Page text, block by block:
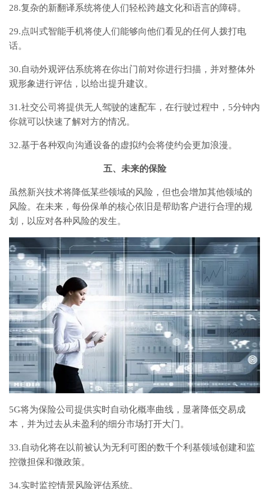
28.复杂的新翻译系统将使人们轻松跨越文化和语言的障碍。
29.点叫式智能手机将使人们能够向他们看见的任何人拨打电
话。
30.自动外观评估系统将在你出门前对你进行扫描，并对整体外
观形象进行评估，以给出提升建议。
31.社交公司将提供无人驾驶的速配车，在行驶过程中，5分钟内
你就可以快速了解对方的情况。
32.基于各种双向沟通设备的虚拟约会将使约会更加浪漫。
五、未来的保险
虽然新兴技术将降低某些领域的风险，但也会增加其他领域的
风险。在未来，每份保单的核心依旧是帮助客户进行合理的规
划，以应对各种风险的发生。
5G将为保险公司提供实时自动化概率曲线，显著降低交易成
本，并为过去从未盈利的细分市场打开大门。
33.自动化将在以前被认为无利可图的数千个利基领域创建和监
控微担保和微政策。
34.实时监控情景风险评估系统。